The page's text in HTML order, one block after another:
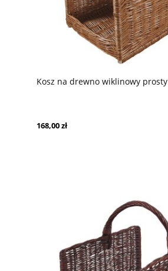
Kosz na drewno wiklinowy prosty
168,00 zł